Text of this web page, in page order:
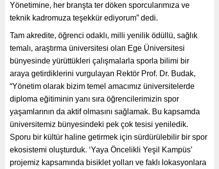
Yönetimine, her branşta ter döken sporcularımıza ve
teknik kadromuza teşekkür ediyorum” dedi.
Tam akredite, öğrenci odaklı, milli yenilik ödüllü, sağlık
temalı, araştırma üniversitesi olan Ege Üniversitesi
bünyesinde yürüttükleri çalışmalarla sporla bilimi bir
araya getirdiklerini vurgulayan Rektör Prof. Dr. Budak,
“Yönetim olarak bizim temel amacımız üniversitelerde
diploma eğitiminin yanı sıra öğrencilerimizin spor
yaşamlarının da aktif olmasını sağlamak. Bu kapsamda
üniversitemiz bünyesindeki pek çok tesisi yeniledik.
Sporu bir kültür haline getirmek için sürdürülebilir bir spor
ekosistemi oluşturduk. ‘Yaya Öncelikli Yeşil Kampüs’
projemiz kapsamında bisiklet yolları ve faklı lokasyonlara